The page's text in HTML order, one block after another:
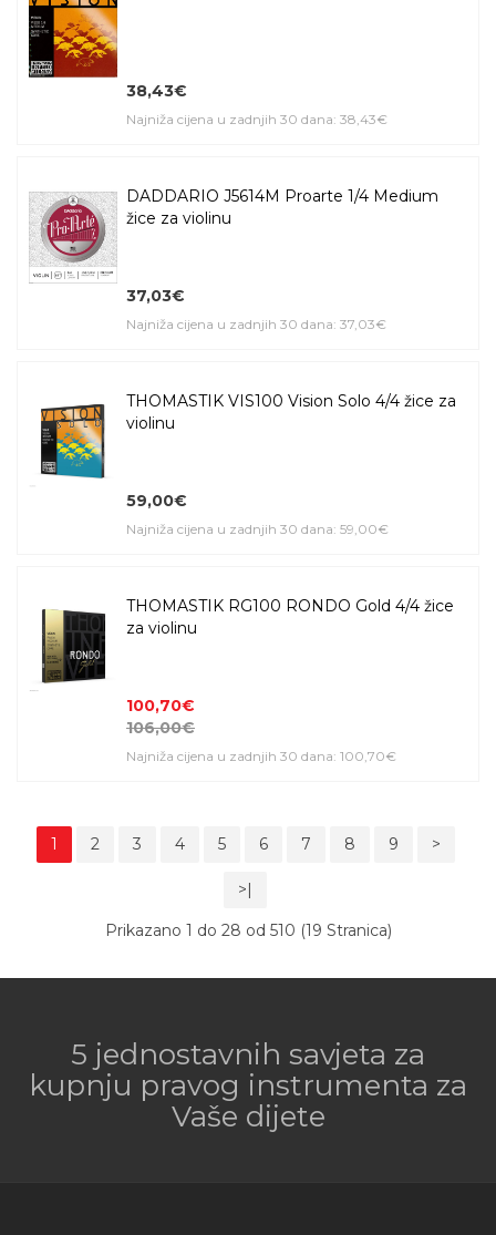
38,43€
Najniža cijena u zadnjih 30 dana: 38,43€
DADDARIO J5614M Proarte 1/4 Medium
žice za violinu
37,03€
Najniža cijena u zadnjih 30 dana: 37,03€
THOMASTIK VIS100 Vision Solo 4/4 žice za
violinu
59,00€
Najniža cijena u zadnjih 30 dana: 59,00€
THOMASTIK RG100 RONDO Gold 4/4 žice
za violinu
100,70€
106,00€
Najniža cijena u zadnjih 30 dana: 100,70€
1 2 3 4 5 6 7 8 9 >
>|
Prikazano 1 do 28 od 510 (19 Stranica)
5 jednostavnih savjeta za
kupnju pravog instrumenta za
Vaše dijete